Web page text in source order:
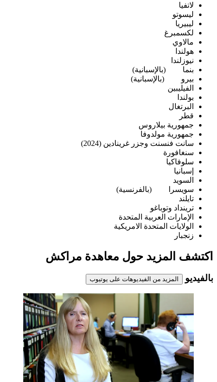
لاتفيا
ليسوتو
ليبيريا
لكسمبرغ
مالاوي
هولندا
نيوزلندا
بنما
(بالإسبانية)
بيرو
(بالإسبانية)
الفيليبين
بولندا
البرتغال
قطر
جمهورية بيلاروس
جمهورية مولدوفا
سانت فنسنت وجزر غرينادين (2024)
سنغافورة
سلوفاكيا
إسبانيا
السويد
سويسرا
(بالفرنسية)
تايلند
ترينداد وتوباغو
الإمارات العربية المتحدة
الولايات المتحدة الامريكية
زنجبار
اكتشف المزيد حول معاهدة مراكش
بالفيديو المزيد من الفيديوهات على يوتيوب